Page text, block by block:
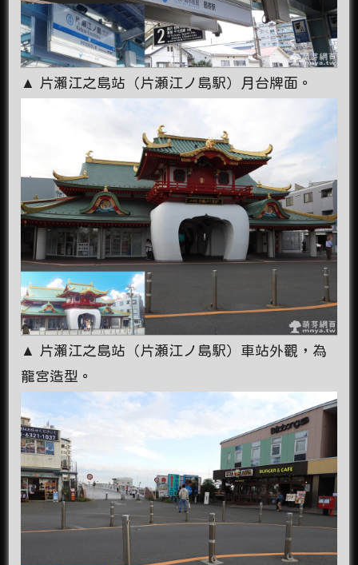
▲ 片瀨江之島站（片瀬江ノ島駅）月台牌面。
▲ 片瀨江之島站（片瀬江ノ島駅）車站外觀，為
龍宮造型。